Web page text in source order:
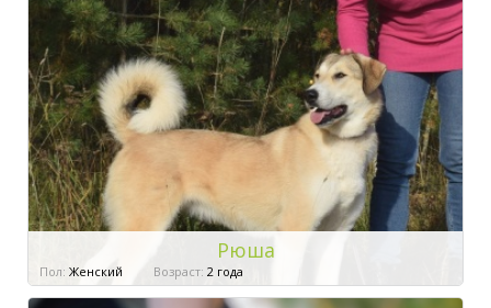
Рюша
Пол: Женский Возраст: 2 года